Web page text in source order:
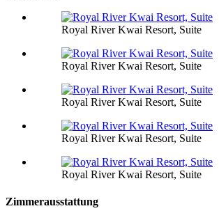
Royal River Kwai Resort, Suite
Royal River Kwai Resort, Suite
Royal River Kwai Resort, Suite
Royal River Kwai Resort, Suite
Royal River Kwai Resort, Suite
Zimmerausstattung